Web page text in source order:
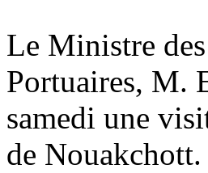
Le Ministre
Portuaires, M.
samedi une
de Nouakchott.